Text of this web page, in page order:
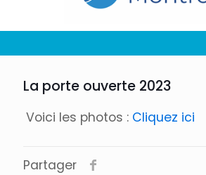
La porte ouverte 2023
Voici les photos : Cliquez ici
Partager